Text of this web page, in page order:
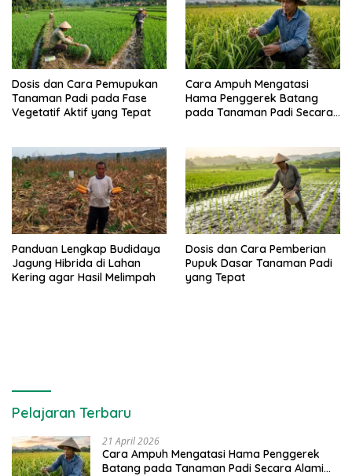
Dosis dan Cara Pemupukan
Tanaman Padi pada Fase
Vegetatif Aktif yang Tepat
Cara Ampuh Mengatasi
Hama Penggerek Batang
pada Tanaman Padi Secara
Panduan Lengkap Budidaya
Jagung Hibrida di Lahan
Kering agar Hasil Melimpah
Dosis dan Cara Pemberian
Pupuk Dasar Tanaman Padi
yang Tepat
Pelajaran Terbaru
21 April 2026
Cara Ampuh Mengatasi Hama Penggerek
Batang pada Tanaman Padi Secara Alami